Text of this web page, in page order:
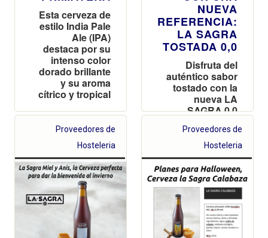
Esta cerveza de
estilo India Pale
Ale (IPA)
destaca por su
intenso color
dorado brillante
y su aroma
cítrico y tropical
NUEVA
REFERENCIA:
LA SAGRA
TOSTADA 0,0
Disfruta del
auténtico sabor
tostado con la
nueva LA
SAGRA 0,0
Proveedores de
Hosteleria
Proveedores de
Hosteleria